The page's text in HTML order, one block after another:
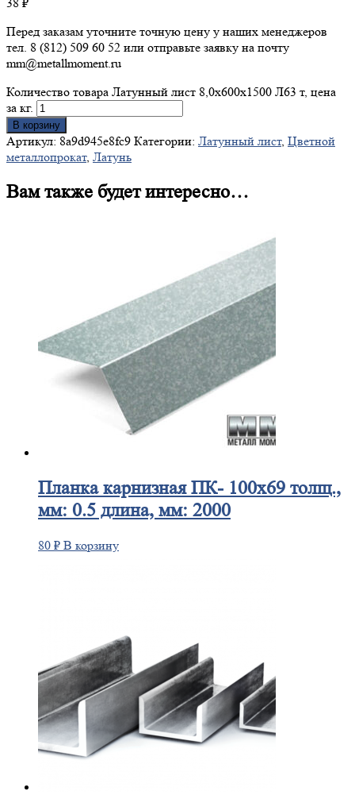
Перед заказам уточните точную цену у наших менеджеров
тел. 8 (812) 509 60 52 или отправьте заявку на почту
mm@metallmoment.ru
Количество товара Латунный лист 8,0х600х1500 Л63 т, цена
за кг.
В корзину
Артикул: 8a9d945e8fc9 Категории: Латунный лист, Цветной
металлопрокат, Латунь
Вам также будет интересно…
Планкакарнизная ПК- 100х69 толщ.,
мм: 0.5 длина, мм: 2000
80 ₽ В корзину